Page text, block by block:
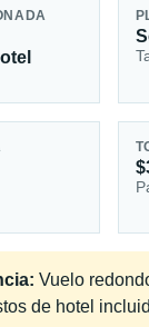
Vuelo
de hotel